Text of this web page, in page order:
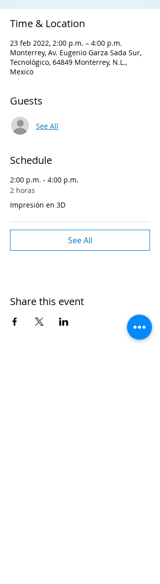
Time & Location
23 feb 2022, 2:00 p.m. – 4:00 p.m.
Monterrey, Av. Eugenio Garza Sada Sur,
Tecnológico, 64849 Monterrey, N.L.,
Mexico
Guests
See All
Schedule
2:00 p.m. - 4:00 p.m.
2 horas
Impresión en 3D
See All
Share this event